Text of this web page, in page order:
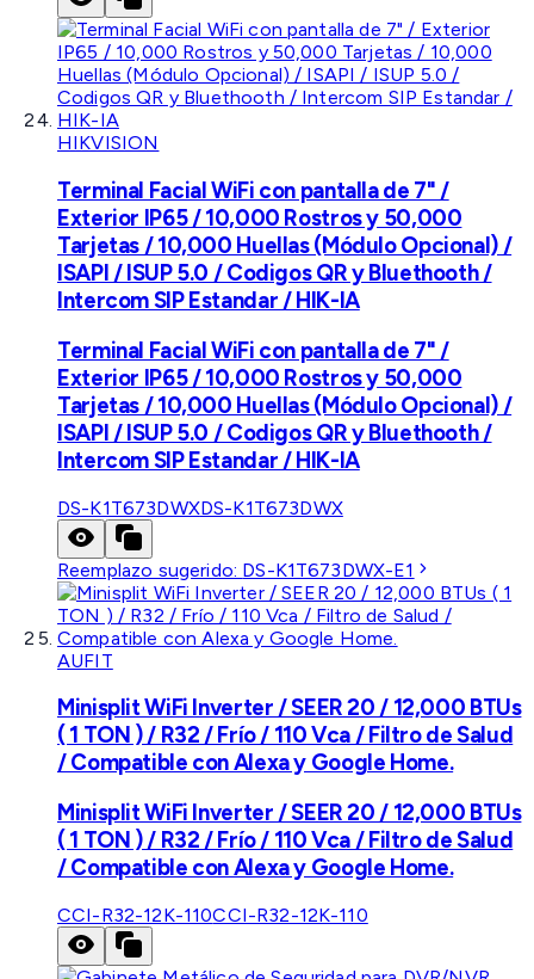
HIKVISION
Terminal Facial WiFi con pantalla de 7" /
Exterior IP65 / 10,000 Rostros y 50,000
Tarjetas / 10,000 Huellas (Módulo Opcional) /
ISAPI / ISUP 5.0 / Codigos QR y Bluethooth /
Intercom SIP Estandar / HIK-IA
Terminal Facial WiFi con pantalla de 7" /
Exterior IP65 / 10,000 Rostros y 50,000
Tarjetas / 10,000 Huellas (Módulo Opcional) /
ISAPI / ISUP 5.0 / Codigos QR y Bluethooth /
Intercom SIP Estandar / HIK-IA
DS-K1T673DWXDS-K1T673DWX
Reemplazo sugerido: DS-K1T673DWX-E1
AUFIT
Minisplit WiFi Inverter / SEER 20 / 12,000 BTUs
( 1 TON ) / R32 / Frío / 110 Vca / Filtro de Salud
/ Compatible con Alexa y Google Home.
Minisplit WiFi Inverter / SEER 20 / 12,000 BTUs
( 1 TON ) / R32 / Frío / 110 Vca / Filtro de Salud
/ Compatible con Alexa y Google Home.
CCI-R32-12K-110CCI-R32-12K-110